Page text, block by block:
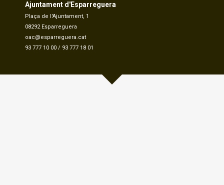
Ajuntament d'Esparreguera
Plaça de l'Ajuntament, 1
08292 Esparreguera
oac@esparreguera.cat
93 777 10 00 / 93 777 18 01